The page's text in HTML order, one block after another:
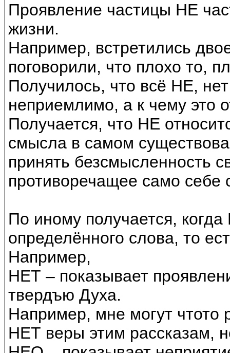
Проявление частицы НЕ
жизни.
Например, встретились
поговорили, что плохо то,
Получилось, что всё НЕ,
неприемлимо, а к чему это
Получается, что НЕ
смысла в самом
принять безсмысленность
противоречащее само себе
По иному получается,
определённого слова, то
Например,
НЕТ – показывает
твердъю Духа.
Например, мне могут чтото
НЕТ веры этим рассказам,